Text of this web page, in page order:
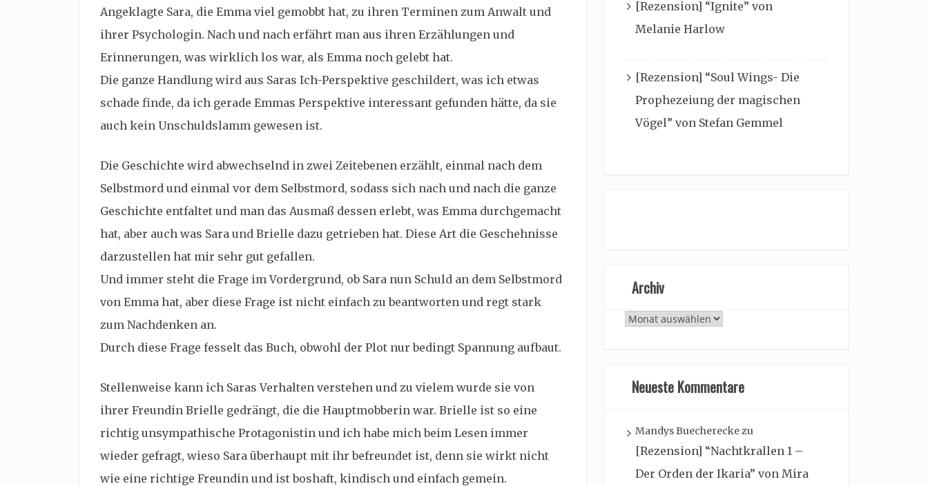
Angeklagte Sara, die Emma viel gemobbt hat, zu ihren Terminen zum Anwalt und
ihrer Psychologin. Nach und nach erfährt man aus ihren Erzählungen und
Erinnerungen, was wirklich los war, als Emma noch gelebt hat.
Die ganze Handlung wird aus Saras Ich-Perspektive geschildert, was ich etwas
schade finde, da ich gerade Emmas Perspektive interessant gefunden hätte, da sie
auch kein Unschuldslamm gewesen ist.
Die Geschichte wird abwechselnd in zwei Zeitebenen erzählt, einmal nach dem
Selbstmord und einmal vor dem Selbstmord, sodass sich nach und nach die ganze
Geschichte entfaltet und man das Ausmaß dessen erlebt, was Emma durchgemacht
hat, aber auch was Sara und Brielle dazu getrieben hat. Diese Art die Geschehnisse
darzustellen hat mir sehr gut gefallen.
Und immer steht die Frage im Vordergrund, ob Sara nun Schuld an dem Selbstmord
von Emma hat, aber diese Frage ist nicht einfach zu beantworten und regt stark
zum Nachdenken an.
Durch diese Frage fesselt das Buch, obwohl der Plot nur bedingt Spannung aufbaut.
Stellenweise kann ich Saras Verhalten verstehen und zu vielem wurde sie von
ihrer Freundin Brielle gedrängt, die die Hauptmobberin war. Brielle ist so eine
richtig unsympathische Protagonistin und ich habe mich beim Lesen immer
wieder gefragt, wieso Sara überhaupt mit ihr befreundet ist, denn sie wirkt nicht
wie eine richtige Freundin und ist boshaft, kindisch und einfach gemein.
[Rezension] “Ignite” von
Melanie Harlow
[Rezension] “Soul Wings- Die
Prophezeiung der magischen
Vögel” von Stefan Gemmel
Archiv
Archiv
Neueste Kommentare
Mandys Buechereckezu
[Rezension] “Nachtkrallen 1 –
Der Orden der Ikaria” von Mira